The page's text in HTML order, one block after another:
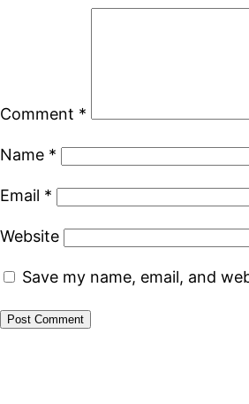
Comment *
Name *
Email *
Website
Save my name, email, and